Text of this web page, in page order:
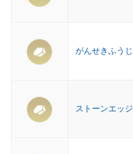
がんせきふうじ
ストーンエッジ